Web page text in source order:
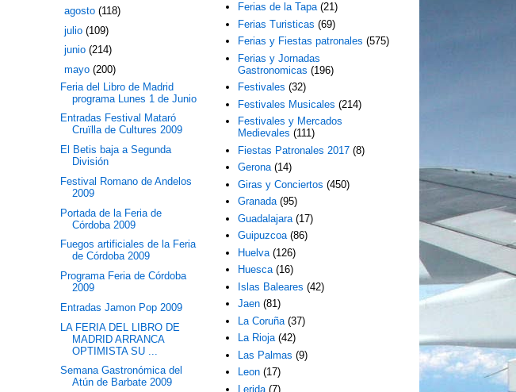
agosto (118)
julio (109)
junio (214)
mayo (200)
Feria del Libro de Madrid
programa Lunes 1 de Junio
Entradas Festival Mataró
Cruïlla de Cultures 2009
El Betis baja a Segunda
División
Festival Romano de Andelos
2009
Portada de la Feria de
Córdoba 2009
Fuegos artificiales de la Feria
de Córdoba 2009
Programa Feria de Córdoba
2009
Entradas Jamon Pop 2009
LA FERIA DEL LIBRO DE
MADRID ARRANCA
OPTIMISTA SU ...
Semana Gastronómica del
Atún de Barbate 2009
Ferias de la Tapa (21)
Ferias Turisticas (69)
Ferias y Fiestas patronales (575)
Ferias y Jornadas
Gastronomicas (196)
Festivales (32)
Festivales Musicales (214)
Festivales y Mercados
Medievales (111)
Fiestas Patronales 2017 (8)
Gerona (14)
Giras y Conciertos (450)
Granada (95)
Guadalajara (17)
Guipuzcoa (86)
Huelva (126)
Huesca (16)
Islas Baleares (42)
Jaen (81)
La Coruña (37)
La Rioja (42)
Las Palmas (9)
Leon (17)
Lerida (7)